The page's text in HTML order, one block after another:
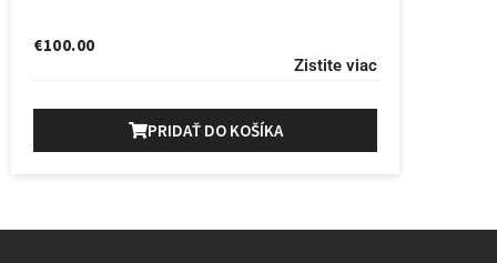
€100.00
Zistite viac
PRIDAŤ DO KOŠÍKA